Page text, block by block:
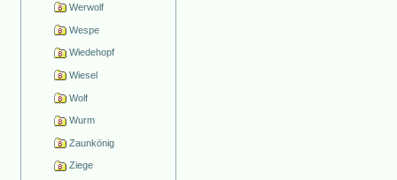
Werwolf
Wespe
Wiedehopf
Wiesel
Wolf
Wurm
Zaunkönig
Ziege